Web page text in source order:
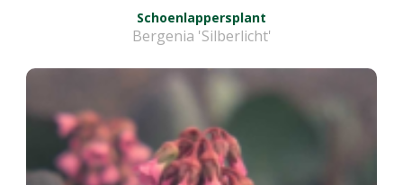
Schoenlappersplant
Bergenia 'Silberlicht'